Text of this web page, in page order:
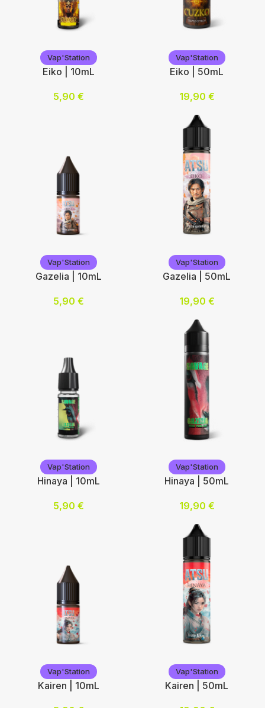
Vap'Station
Nicotine (mg/mL) :
Choix des options
Vap'Station
Ajouter au panier
Vap'Station
Eiko | 10mL
5,90 €
Vap'Station
Nicotine (mg/mL) :
Choix des options
Vap'Station
Eiko | 50mL
19,90 €
Vap'Station
Ajouter au panier
Vap'Station
Gazelia | 10mL
5,90 €
Vap'Station
Nicotine (mg/mL) :
Choix des options
Vap'Station
Gazelia | 50mL
19,90 €
Vap'Station
Ajouter au panier
Vap'Station
Hinaya | 10mL
5,90 €
Vap'Station
Vap'Station
Hinaya | 50mL
19,90 €
Vap'Station
Vap'Station
Kairen | 10mL
Vap'Station
Kairen | 50mL